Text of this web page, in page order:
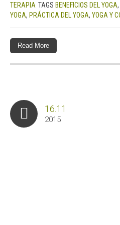
TERAPIA TAGS BENEFICIOS DEL YOGA,
YOGA, PRÁCTICA DEL YOGA, YOGA Y
Read More
16.11
2015